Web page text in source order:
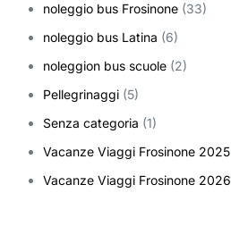
noleggio bus Frosinone (33)
noleggio bus Latina (6)
noleggion bus scuole (2)
Pellegrinaggi (5)
Senza categoria (1)
Vacanze Viaggi Frosinone 2025
Vacanze Viaggi Frosinone 2026